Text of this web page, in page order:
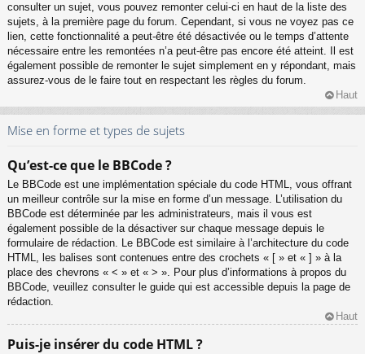
consulter un sujet, vous pouvez remonter celui-ci en haut de la liste des
sujets, à la première page du forum. Cependant, si vous ne voyez pas ce
lien, cette fonctionnalité a peut-être été désactivée ou le temps d’attente
nécessaire entre les remontées n’a peut-être pas encore été atteint. Il est
également possible de remonter le sujet simplement en y répondant, mais
assurez-vous de le faire tout en respectant les règles du forum.
Haut
Mise en forme et types de sujets
Qu’est-ce que le BBCode ?
Le BBCode est une implémentation spéciale du code HTML, vous offrant
un meilleur contrôle sur la mise en forme d’un message. L’utilisation du
BBCode est déterminée par les administrateurs, mais il vous est
également possible de la désactiver sur chaque message depuis le
formulaire de rédaction. Le BBCode est similaire à l’architecture du code
HTML, les balises sont contenues entre des crochets « [ » et « ] » à la
place des chevrons « < » et « > ». Pour plus d’informations à propos du
BBCode, veuillez consulter le guide qui est accessible depuis la page de
rédaction.
Haut
Puis-je insérer du code HTML ?